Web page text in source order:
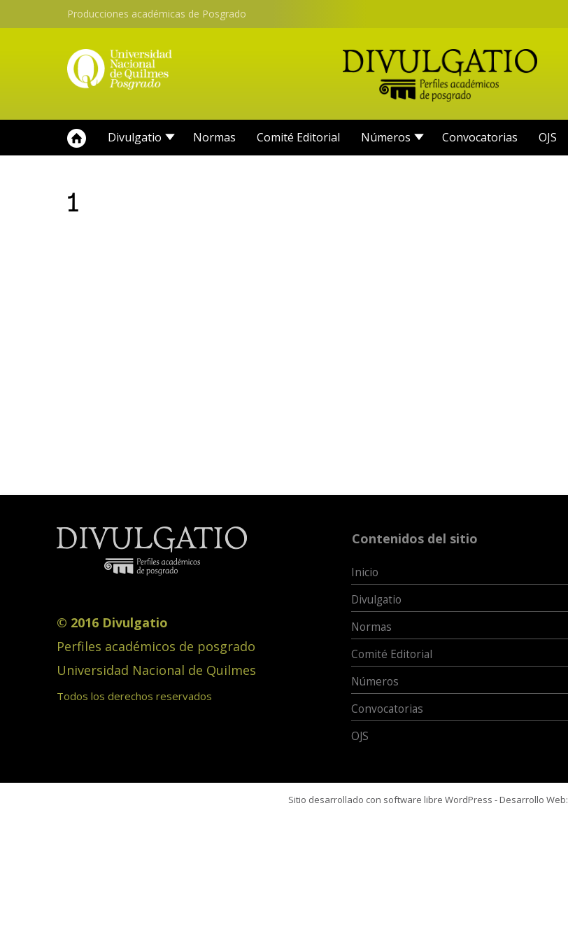
Producciones académicas de Posgrado
Divulgatio Normas Comité Editorial Números Convocatorias OJS
1
© 2016 Divulgatio
Perfiles académicos de posgrado
Universidad Nacional de Quilmes
Todos los derechos reservados
Contenidos del sitio
Inicio
Divulgatio
Normas
Comité Editorial
Números
Convocatorias
OJS
Sitio desarrollado con software libre WordPress - Desarrollo Web: